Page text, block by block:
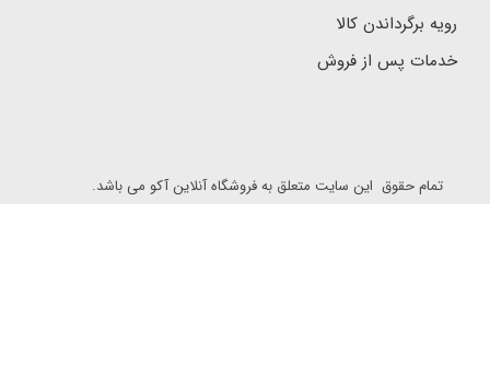
رویه برگرداندن کالا
خدمات پس از فروش
تمام حقوق این سایت متعلق به فروشگاه آنلاین آکو می باشد.